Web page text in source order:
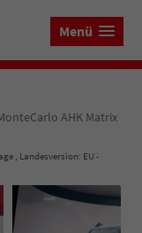
Menü
AHK Matrix
, Landesversion: EU -